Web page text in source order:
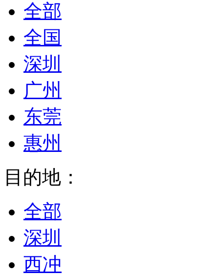
全部
全国
深圳
广州
东莞
惠州
目的地：
全部
深圳
西冲